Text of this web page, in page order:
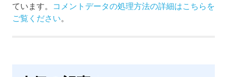
ています。 コメントデータの処理方法の詳細はこちらを
ご覧ください。